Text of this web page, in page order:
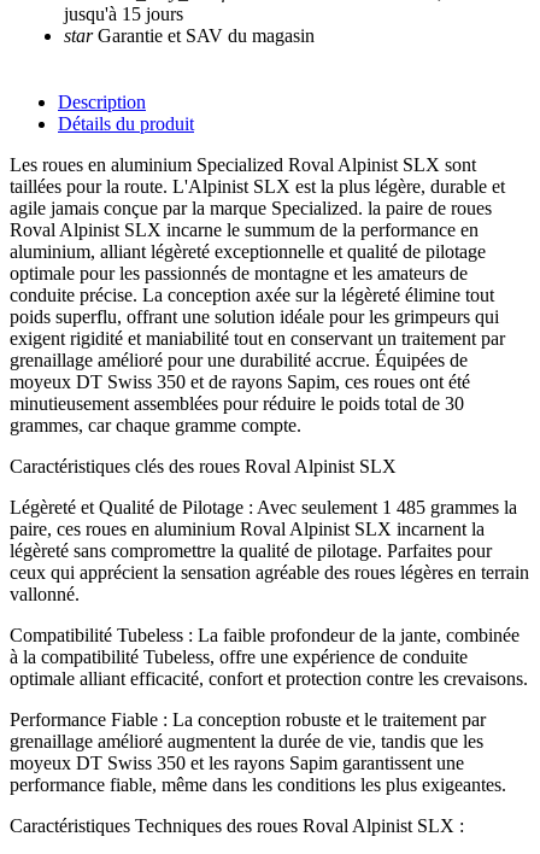
jusqu'à 15 jours
starGarantie et SAV du magasin
Description
Détails du produit
Les roues en aluminium Specialized Roval Alpinist SLX sont
taillées pour la route. L'Alpinist SLX est la plus légère, durable et
agile jamais conçue par la marque Specialized. la paire de roues
Roval Alpinist SLX incarne le summum de la performance en
aluminium, alliant légèreté exceptionnelle et qualité de pilotage
optimale pour les passionnés de montagne et les amateurs de
conduite précise. La conception axée sur la légèreté élimine tout
poids superflu, offrant une solution idéale pour les grimpeurs qui
exigent rigidité et maniabilité tout en conservant un traitement par
grenaillage amélioré pour une durabilité accrue. Équipées de
moyeux DT Swiss 350 et de rayons Sapim, ces roues ont été
minutieusement assemblées pour réduire le poids total de 30
grammes, car chaque gramme compte.
Caractéristiques clés des roues Roval Alpinist SLX
Légèreté et Qualité de Pilotage : Avec seulement 1 485 grammes la
paire, ces roues en aluminium Roval Alpinist SLX incarnent la
légèreté sans compromettre la qualité de pilotage. Parfaites pour
ceux qui apprécient la sensation agréable des roues légères en terrain
vallonné.
Compatibilité Tubeless : La faible profondeur de la jante, combinée
à la compatibilité Tubeless, offre une expérience de conduite
optimale alliant efficacité, confort et protection contre les crevaisons.
Performance Fiable : La conception robuste et le traitement par
grenaillage amélioré augmentent la durée de vie, tandis que les
moyeux DT Swiss 350 et les rayons Sapim garantissent une
performance fiable, même dans les conditions les plus exigeantes.
Caractéristiques Techniques des roues Roval Alpinist SLX :